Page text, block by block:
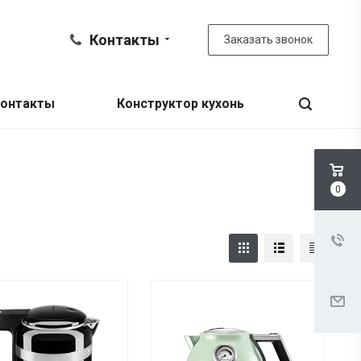
Контакты Заказать звонок
Конструктор кухонь
0